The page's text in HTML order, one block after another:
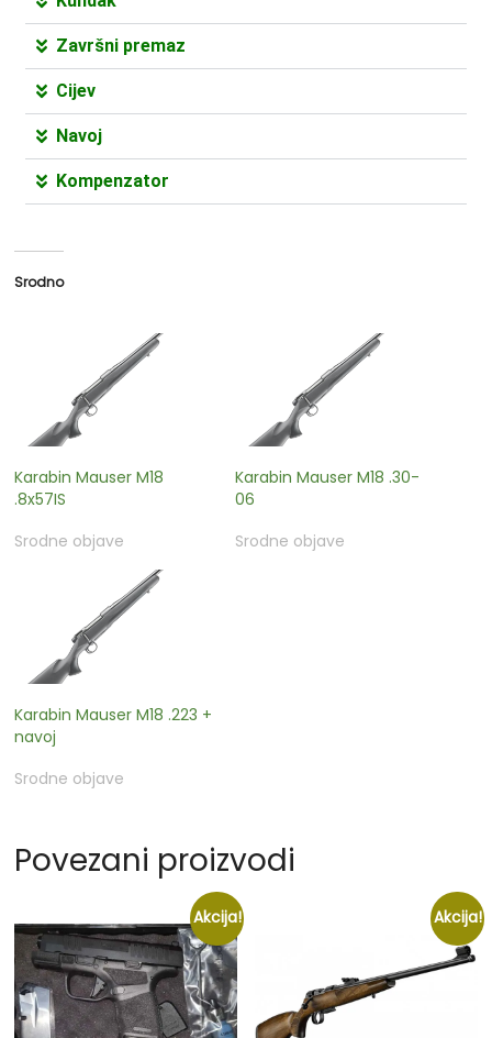
Završni premaz
Cijev
Navoj
Kompenzator
Srodno
Karabin Mauser M18
.8x57IS
Srodne objave
Karabin Mauser M18 .30-
06
Srodne objave
Karabin Mauser M18 .223 +
navoj
Srodne objave
Povezani proizvodi
Akcija! Akcija!